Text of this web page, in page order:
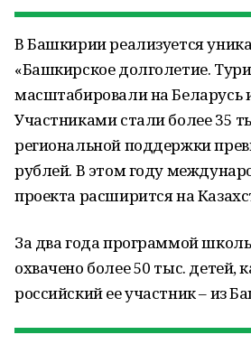
В Башкирии реализуется
«Башкирское долголетие.
масштабировали на Беларусь
Участниками стали более 35
региональной поддержки
рублей. В этом году
проекта расширится на
За два года программой
охвачено более 50 тыс.
российский ее участник – из